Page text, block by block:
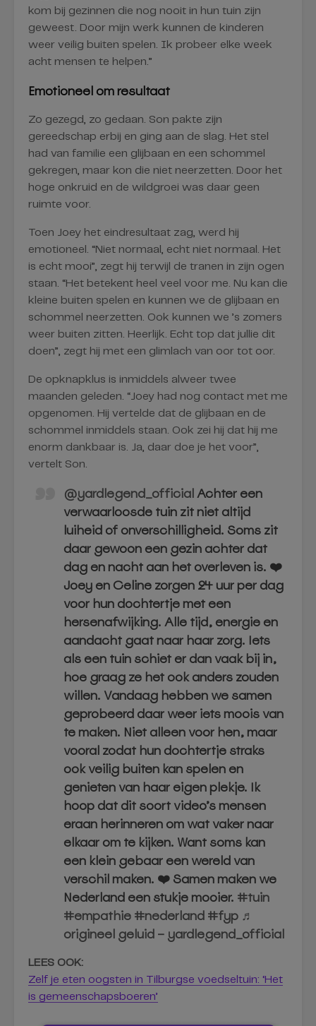
kom bij gezinnen die nog nooit in hun tuin zijn
geweest. Door mijn werk kunnen de kinderen
weer veilig buiten spelen. Ik probeer elke week
acht mensen te helpen.”
Emotioneel om resultaat
Zo gezegd, zo gedaan. Son pakte zijn
gereedschap erbij en ging aan de slag. Het stel
had van familie een glijbaan en een schommel
gekregen, maar kon die niet neerzetten. Door het
hoge onkruid en de wildgroei was daar geen
ruimte voor.
Toen Joey het eindresultaat zag, werd hij
emotioneel. “Niet normaal, echt niet normaal. Het
is echt mooi”, zegt hij terwijl de tranen in zijn ogen
staan. “Het betekent heel veel voor me. Nu kan die
kleine buiten spelen en kunnen we de glijbaan en
schommel neerzetten. Ook kunnen we ’s zomers
weer buiten zitten. Heerlijk. Echt top dat jullie dit
doen”, zegt hij met een glimlach van oor tot oor.
De opknapklus is inmiddels alweer twee
maanden geleden. “Joey had nog contact met me
opgenomen. Hij vertelde dat de glijbaan en de
schommel inmiddels staan. Ook zei hij dat hij me
enorm dankbaar is. Ja, daar doe je het voor”,
vertelt Son.
@yardlegend_officialAchter een
verwaarloosde tuin zit niet altijd
luiheid of onverschilligheid. Soms zit
daar gewoon een gezin achter dat
dag en nacht aan het overleven is. ❤️
Joey en Celine zorgen 24 uur per dag
voor hun dochtertje met een
hersenafwijking. Alle tijd, energie en
aandacht gaat naar haar zorg. Iets
als een tuin schiet er dan vaak bij in,
hoe graag ze het ook anders zouden
willen. Vandaag hebben we samen
geprobeerd daar weer iets moois van
te maken. Niet alleen voor hen, maar
vooral zodat hun dochtertje straks
ook veilig buiten kan spelen en
genieten van haar eigen plekje. Ik
hoop dat dit soort video’s mensen
eraan herinneren om wat vaker naar
elkaar om te kijken. Want soms kan
een klein gebaar een wereld van
verschil maken. ❤️ Samen maken we
Nederland een stukje mooier. #tuin
#empathie #nederland #fyp ♬
origineel geluid – yardlegend_official
LEES OOK:
Zelf je eten oogsten in Tilburgse voedseltuin: ‘Het
is gemeenschapsboeren’